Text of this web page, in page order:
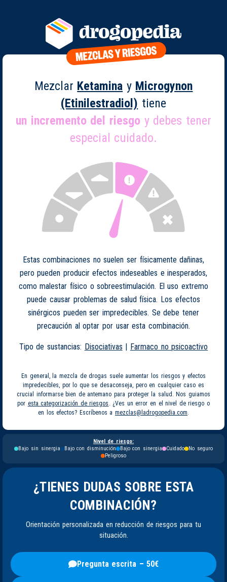
Mezclar Ketamina y Microgynon
(Etinilestradiol) tiene
un incremento del riesgo y debes tener
especial cuidado.
Estas combinaciones no suelen ser físicamente dañinas,
pero pueden producir efectos indeseables e inesperados,
como malestar físico o sobreestimulación. El uso extremo
puede causar problemas de salud física. Los efectos
sinérgicos pueden ser impredecibles. Se debe tener
precaución al optar por usar esta combinación.
Tipo de sustancias: Disociativas | Farmaco no psicoactivo
En general, la mezcla de drogas suele aumentar los riesgos y efectos
impredecibles, por lo que se desaconseja, pero en cualquier caso es
crucial informarse bien de antemano para proteger la salud. Nos guiamos
por esta categorización de riesgos . ¿Ves un error en el nivel de riesgo o
en los efectos? Escríbenos a mezclas@ladrogopedia.com.
Nivel de riesgo:
Bajo sin sinergia
Bajo con disminución Bajo con sinergia Cuidado
No seguro
Peligroso
¿TIENES DUDAS SOBRE ESTA
COMBINACIÓN?
Orientación personalizada en reducción de riesgos para tu
situación.
Pregunta escrita – 50€